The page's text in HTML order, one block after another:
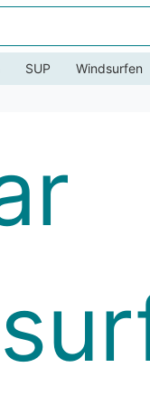
SUP Windsurfen